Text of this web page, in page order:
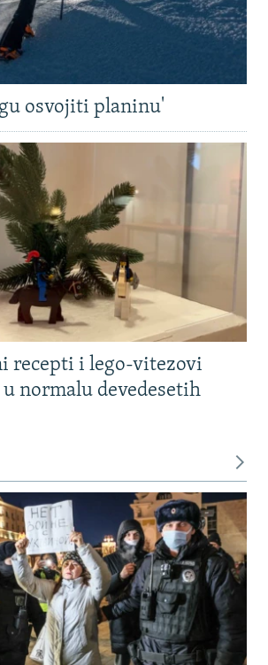
osvojiti planinu'
recepti i lego-vitezovi
normalu devedesetih